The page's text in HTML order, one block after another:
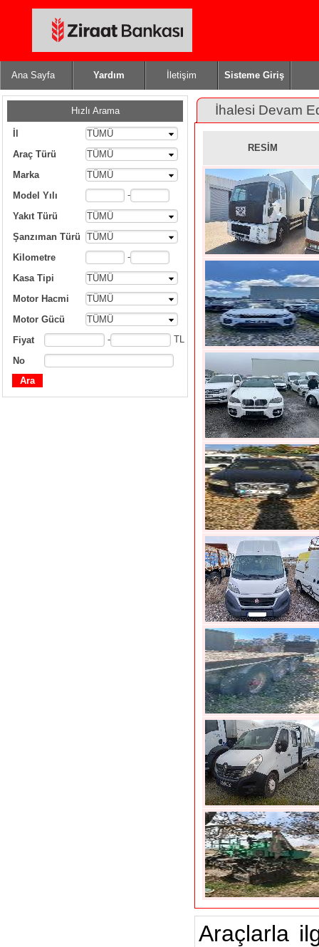
Ana Sayfa Yardım İletişim Sisteme Giriş
Hızlı Arama
TÜMÜ
Araç Türü
TÜMÜ
Marka
TÜMÜ
Model Yılı
-
Yakıt Türü
TÜMÜ
Şanzıman Türü
TÜMÜ
Kilometre
-
Kasa Tipi
TÜMÜ
Motor Hacmi
TÜMÜ
Motor Gücü
TÜMÜ
Fiyat
- TL
No
İhalesi Devam
RESİM
Araçlarla